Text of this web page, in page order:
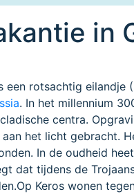
in
een rotsachtig eilandje
. In het millennium
centra.
het licht gebracht.
In de oudheid
dat tijdens de
Keros wonen